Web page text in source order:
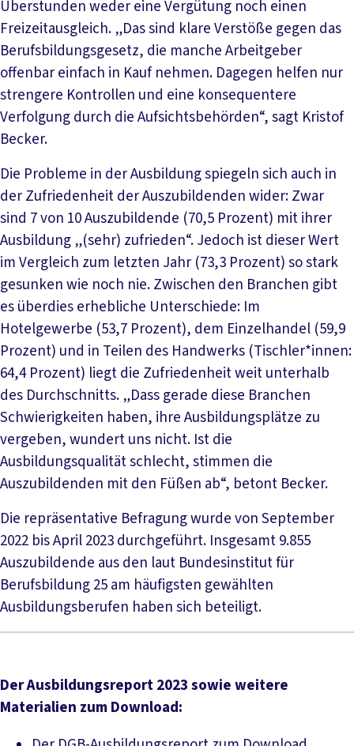
Überstunden weder eine Vergütung noch einen
Freizeitausgleich. „Das sind klare Verstöße gegen das
Berufsbildungsgesetz, die manche Arbeitgeber
offenbar einfach in Kauf nehmen. Dagegen helfen nur
strengere Kontrollen und eine konsequentere
Verfolgung durch die Aufsichtsbehörden“, sagt Kristof
Becker.
Die Probleme in der Ausbildung spiegeln sich auch in
der Zufriedenheit der Auszubildenden wider: Zwar
sind 7 von 10 Auszubildende (70,5 Prozent) mit ihrer
Ausbildung „(sehr) zufrieden“. Jedoch ist dieser Wert
im Vergleich zum letzten Jahr (73,3 Prozent) so stark
gesunken wie noch nie. Zwischen den Branchen gibt
es überdies erhebliche Unterschiede: Im
Hotelgewerbe (53,7 Prozent), dem Einzelhandel (59,9
Prozent) und in Teilen des Handwerks (Tischler*innen:
64,4 Prozent) liegt die Zufriedenheit weit unterhalb
des Durchschnitts. „Dass gerade diese Branchen
Schwierigkeiten haben, ihre Ausbildungsplätze zu
vergeben, wundert uns nicht. Ist die
Ausbildungsqualität schlecht, stimmen die
Auszubildenden mit den Füßen ab“, betont Becker.
Die repräsentative Befragung wurde von September
2022 bis April 2023 durchgeführt. Insgesamt 9.855
Auszubildende aus den laut Bundesinstitut für
Berufsbildung 25 am häufigsten gewählten
Ausbildungsberufen haben sich beteiligt.
Der Ausbildungsreport 2023 sowie weitere
Materialien zum Download: